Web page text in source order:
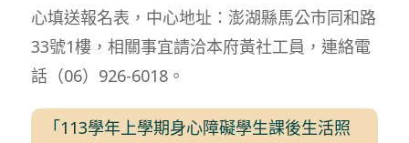
心填送報名表，中心地址：澎湖縣馬公市同和路
33號1樓，相關事宜請洽本府黃社工員，連絡電
話（06）926-6018。
「113學年上學期身心障礙學生課後生活照